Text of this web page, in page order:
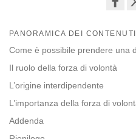
on
PANORAMICA DEI CONTENUTI
Come è possibile prendere una
Il ruolo della forza di volontà
L’origine interdipendente
L’importanza della forza di
Addenda